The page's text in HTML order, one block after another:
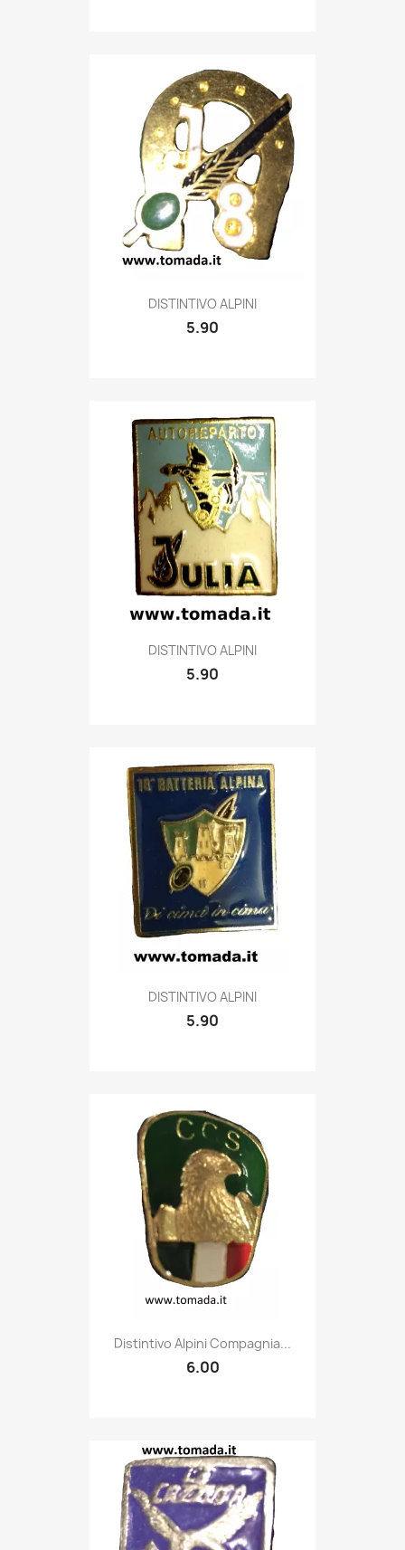
Quick view
DISTINTIVO ALPINI
5.90
Quick view
DISTINTIVO ALPINI
5.90
Quick view
DISTINTIVO ALPINI
5.90
 Quick view
Distintivo Alpini Compagnia...
6.00